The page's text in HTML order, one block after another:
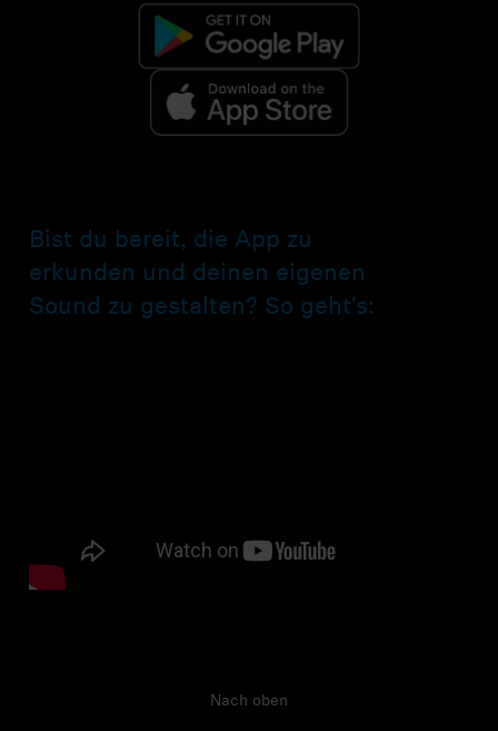
Bist du bereit, die App zu
erkunden und deinen eigenen
Sound zu gestalten? So geht's:
Nach oben